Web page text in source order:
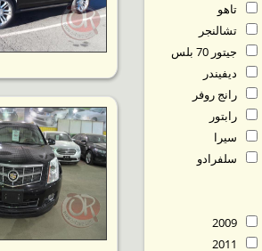
تاهو
تشالنجر
جيتور 70 بلس
ديفيندر
رانج روفر
رابتور
سيرا
سلفرادو